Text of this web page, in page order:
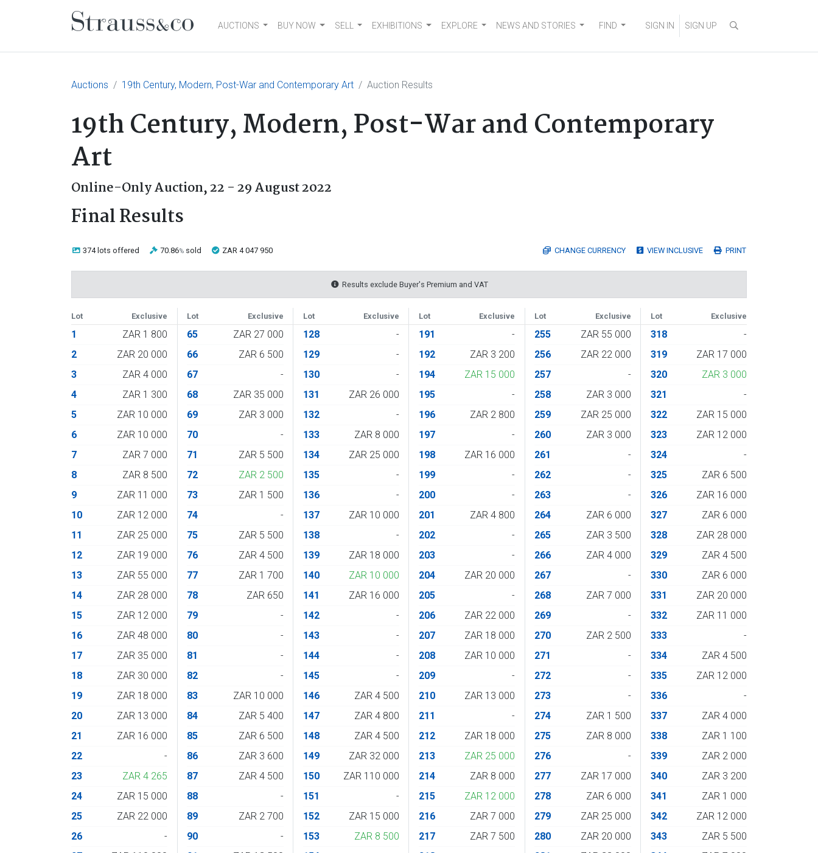
Main NavigationAUCTIONS BUY NOW SELL EXHIBITIONS EXPLORE NEWS AND STORIES FIND SIGN IN SIGN UP
Auctions 19th Century, Modern, Post-War and Contemporary Art Auction Results
19th Century, Modern, Post-War and Contemporary
Art
Online-Only Auction,22 - 29 August 2022
Final Results
374 lots offered 70.86% sold ZAR 4 047 950 CHANGE CURRENCY VIEW INCLUSIVE PRINT
Results exclude Buyer's Premium and VAT
Lot Exclusive Lot Exclusive Lot Exclusive Lot Exclusive Lot Exclusive Lot Exclusive
1
ZAR 1 800
2
ZAR 20 000
3
ZAR 4 000
4
ZAR 1 300
5
ZAR 10 000
6
ZAR 10 000
7
ZAR 7 000
8
ZAR 8 500
9
ZAR 11 000
10
ZAR 12 000
11
ZAR 25 000
12
ZAR 19 000
13
ZAR 55 000
14
ZAR 28 000
15
ZAR 12 000
16
ZAR 48 000
17
ZAR 35 000
18
ZAR 30 000
19
ZAR 18 000
20
ZAR 13 000
21
ZAR 16 000
22
-
23
ZAR 4 265
24
ZAR 15 000
25
ZAR 22 000
26
-
65
ZAR 27 000
66
ZAR 6 500
67
-
68
ZAR 35 000
69
ZAR 3 000
70
-
71
ZAR 5 500
72
ZAR 2 500
73
ZAR 1 500
74
-
75
ZAR 5 500
76
ZAR 4 500
77
ZAR 1 700
78
ZAR 650
79
-
80
-
81
-
82
-
83
ZAR 10 000
84
ZAR 5 400
85
ZAR 6 500
86
ZAR 3 600
87
ZAR 4 500
88
-
89
ZAR 2 700
90
-
128
-
129
-
130
-
131
ZAR 26 000
132
-
133
ZAR 8 000
134
ZAR 25 000
135
-
136
-
137
ZAR 10 000
138
-
139
ZAR 18 000
140
ZAR 10 000
141
ZAR 16 000
142
-
143
-
144
-
145
-
146
ZAR 4 500
147
ZAR 4 800
148
ZAR 4 500
149
ZAR 32 000
150
ZAR 110 000
151
-
152
ZAR 15 000
153
ZAR 8 500
191
-
192
ZAR 3 200
194
ZAR 15 000
195
-
196
ZAR 2 800
197
-
198
ZAR 16 000
199
-
200
-
201
ZAR 4 800
202
-
203
-
204
ZAR 20 000
205
-
206
ZAR 22 000
207
ZAR 18 000
208
ZAR 10 000
209
-
210
ZAR 13 000
211
-
212
ZAR 18 000
213
ZAR 25 000
214
ZAR 8 000
215
ZAR 12 000
216
ZAR 7 000
217
ZAR 7 500
255
ZAR 55 000
256
ZAR 22 000
257
-
258
ZAR 3 000
259
ZAR 25 000
260
ZAR 3 000
261
-
262
-
263
-
264
ZAR 6 000
265
ZAR 3 500
266
ZAR 4 000
267
-
268
ZAR 7 000
269
-
270
ZAR 2 500
271
-
272
-
273
-
274
ZAR 1 500
275
ZAR 8 000
276
-
277
ZAR 17 000
278
ZAR 6 000
279
ZAR 25 000
280
ZAR 20 000
318
-
319
ZAR 17 000
320
ZAR 3 000
321
-
322
ZAR 15 000
323
ZAR 12 000
324
-
325
ZAR 6 500
326
ZAR 16 000
327
ZAR 6 000
328
ZAR 28 000
329
ZAR 4 500
330
ZAR 6 000
331
ZAR 20 000
332
ZAR 11 000
333
-
334
ZAR 4 500
335
ZAR 12 000
336
-
337
ZAR 4 000
338
ZAR 1 100
339
ZAR 2 000
340
ZAR 3 200
341
ZAR 1 000
342
ZAR 12 000
343
ZAR 5 500